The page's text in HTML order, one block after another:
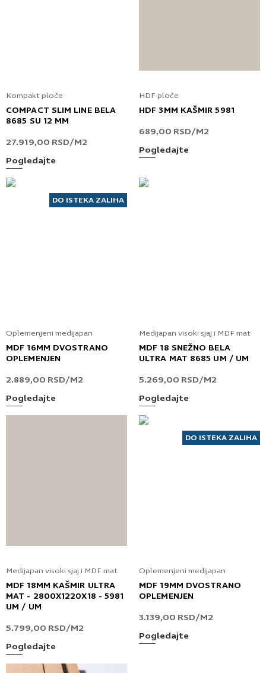
Kompakt ploče
COMPACT SLIM LINE BELA
8685 SU 12 MM
27.919,00 RSD/M2
Pogledajte
HDF ploče
HDF 3MM KAŠMIR 5981
689,00 RSD/M2
Pogledajte
DO ISTEKA ZALIHA
Oplemenjeni medijapan
MDF 16MM DVOSTRANO
OPLEMENJEN
2.889,00 RSD/M2
Pogledajte
Medijapan visoki sjaj i MDF mat
MDF 18 SNEŽNO BELA
ULTRA MAT 8685 UM / UM
5.269,00 RSD/M2
Pogledajte
Medijapan visoki sjaj i MDF mat
MDF 18MM KAŠMIR ULTRA
MAT - 2800X1220X18 - 5981
UM / UM
5.799,00 RSD/M2
Pogledajte
DO ISTEKA ZALIHA
Oplemenjeni medijapan
MDF 19MM DVOSTRANO
OPLEMENJEN
3.139,00 RSD/M2
Pogledajte